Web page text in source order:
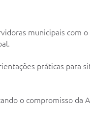
municipais com
práticas para
o compromisso da